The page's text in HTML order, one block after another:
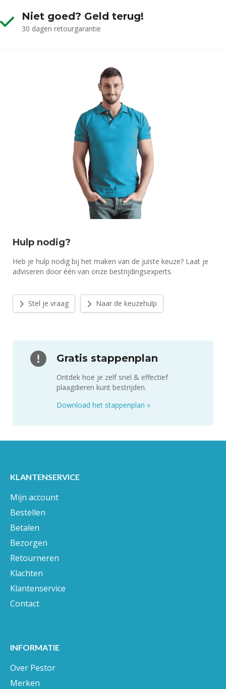
Niet goed? Geld terug!
30 dagen retourgarantie
Hulp nodig?
Heb je hulp nodig bij het maken van de juiste keuze? Laat je
adviseren door één van onze bestrijdingsexperts.
Stel je vraag Naar de keuzehulp
Gratis stappenplan
Ontdek hoe je zelf snel & effectief
plaagdieren kunt bestrijden.
Download het stappenplan »
KLANTENSERVICE
Mijn account
Bestellen
Betalen
Bezorgen
Retourneren
Klachten
Klantenservice
Contact
INFORMATIE
Over Pestor
Merken